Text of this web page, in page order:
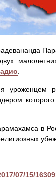
уроженцем
в
07/15/